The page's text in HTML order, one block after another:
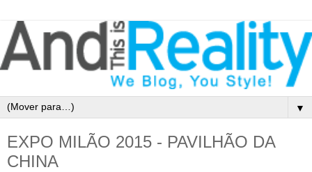
▼
EXPO MILÃO 2015 - PAVILHÃO DA
CHINA